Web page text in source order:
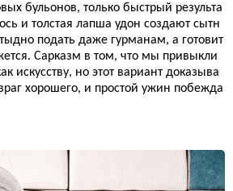
бульонов, только быстрый результа
и толстая лапша удон создают сытн
подать даже гурманам, а готовит
Сарказм в том, что мы привыкли
искусству, но этот вариант доказыва
хорошего, и простой ужин побежда